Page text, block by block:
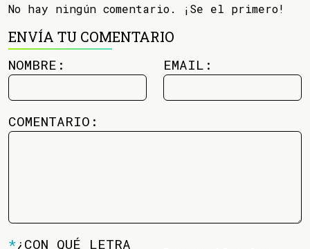
No hay ningún comentario. ¡Se el primero!
ENVÍA TU COMENTARIO
NOMBRE: EMAIL:
COMENTARIO:
*¿CON QUÉ LETRA